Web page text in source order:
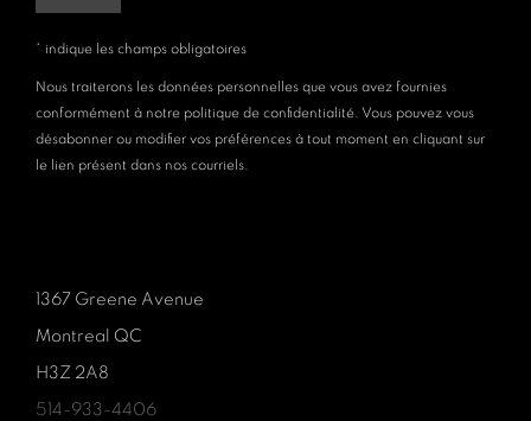
* indique les champs obligatoires
Nous traiterons les données personnelles que vous avez fournies
conformément à notre politique de confidentialité. Vous pouvez vous
désabonner ou modifier vos préférences à tout moment en cliquant sur
le lien présent dans nos courriels.
1367 Greene Avenue
Montreal QC
H3Z 2A8
514-933-4406